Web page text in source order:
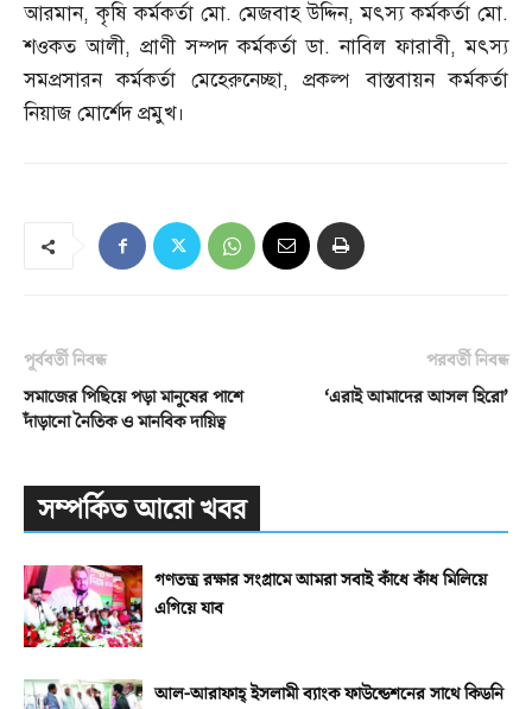
আরমান,কৃষি কর্মকর্তা মো. মেজবাহ উদ্দিন,মৎস্য কর্মকর্তা মো.
শওকত আলী, প্রাণী সম্পদ কর্মকর্তা ডা.নাবিল ফারাবী,মৎস্য
সমপ্রসারন কর্মকর্তা মেহেরুনেচ্ছা,প্রকল্প বাস্তবায়ন কর্মকর্তা
নিয়াজ মোর্শেদ প্রমুখ।
পূর্ববর্তী নিবন্ধ
সমাজের পিছিয়ে পড়া মানুষের পাশে
দাঁড়ানো নৈতিক ও মানবিক দায়িত্ব
পরবর্তী নিবন্ধ
‘এরাই আমাদের আসল হিরো’
সম্পর্কিত আরো খবর
গণতন্ত্র রক্ষার সংগ্রামে আমরা সবাই কাঁধে কাঁধ মিলিয়ে
এগিয়ে যাব
আল-আরাফাহ্‌ ইসলামী ব্যাংক ফাউন্ডেশনের সাথে কিডনি